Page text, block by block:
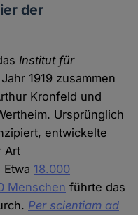
der
Institut für
1919 zusammen
Kronfeld und
Ursprünglich
entwickelte
Art
18.000
Menschen führte das
Per scientiam ad